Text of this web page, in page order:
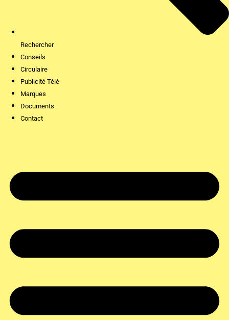
Rechercher
Conseils
Circulaire
Publicité Télé
Marques
Documents
Contact